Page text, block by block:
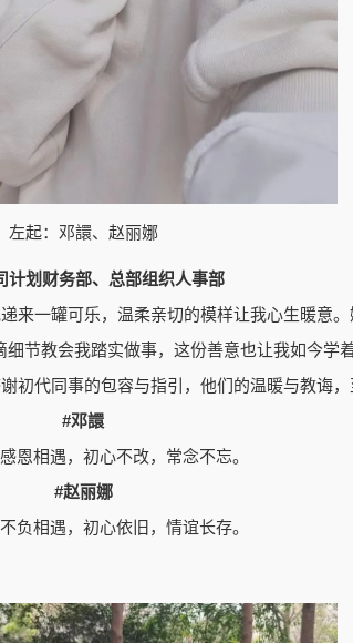
左起：邓譞、赵丽娜
计划财务部、总部组织人事部
来一罐可乐，温柔亲切的模样让我心生暖意
节教会我踏实做事，这份善意也让我如今学着
初代同事的包容与指引，他们的温暖与教诲，
#邓譞
恩相遇，初心不改，常念不忘。
#赵丽娜
负相遇，初心依旧，情谊长存。